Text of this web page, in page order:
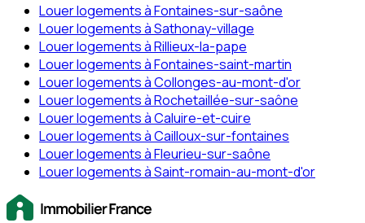
Louer logements à Fontaines-sur-saône
Louer logements à Sathonay-village
Louer logements à Rillieux-la-pape
Louer logements à Fontaines-saint-martin
Louer logements à Collonges-au-mont-d'or
Louer logements à Rochetaillée-sur-saône
Louer logements à Caluire-et-cuire
Louer logements à Cailloux-sur-fontaines
Louer logements à Fleurieu-sur-saône
Louer logements à Saint-romain-au-mont-d'or